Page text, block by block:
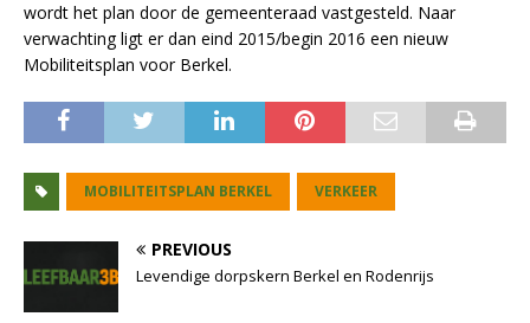
wordt het plan door de gemeenteraad vastgesteld. Naar
verwachting ligt er dan eind 2015/begin 2016 een nieuw
Mobiliteitsplan voor Berkel.
MOBILITEITSPLAN BERKEL VERKEER
PREVIOUS
Levendige dorpskern Berkel en Rodenrijs